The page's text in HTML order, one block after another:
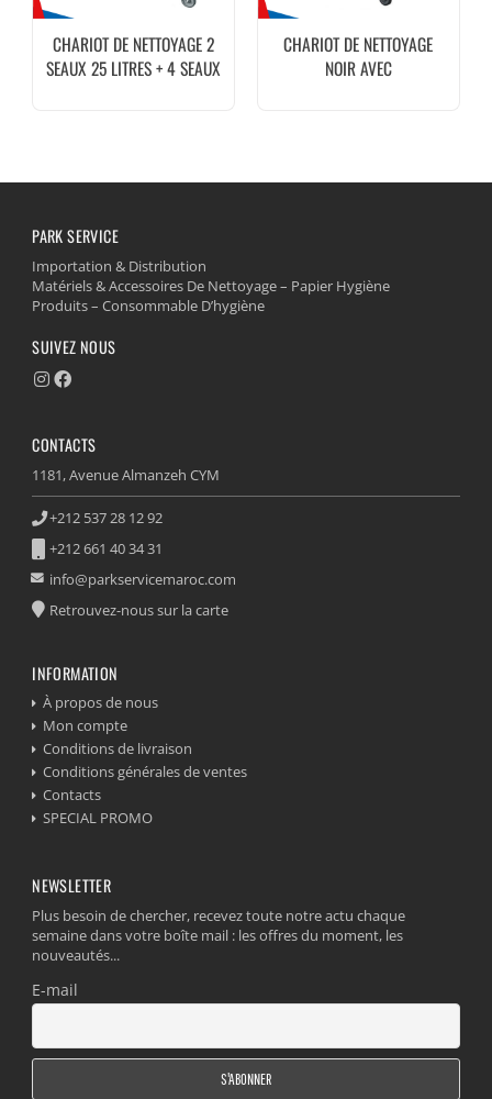
CHARIOT DE NETTOYAGE 2
SEAUX 25 LITRES + 4 SEAUX
CHARIOT DE NETTOYAGE
NOIR AVEC
PARK SERVICE
Importation & Distribution
Matériels & Accessoires De Nettoyage – Papier Hygiène
Produits – Consommable D’hygiène
SUIVEZ NOUS
CONTACTS
1181, Avenue Almanzeh CYM
+212 537 28 12 92
+212 661 40 34 31
info@parkservicemaroc.com
Retrouvez-nous sur la carte
INFORMATION
À propos de nous
Mon compte
Conditions de livraison
Conditions générales de ventes
Contacts
SPECIAL PROMO
NEWSLETTER
Plus besoin de chercher, recevez toute notre actu chaque
semaine dans votre boîte mail : les offres du moment, les
nouveautés...
E-mail